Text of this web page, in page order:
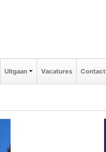
Uitgaan Vacatures Contact